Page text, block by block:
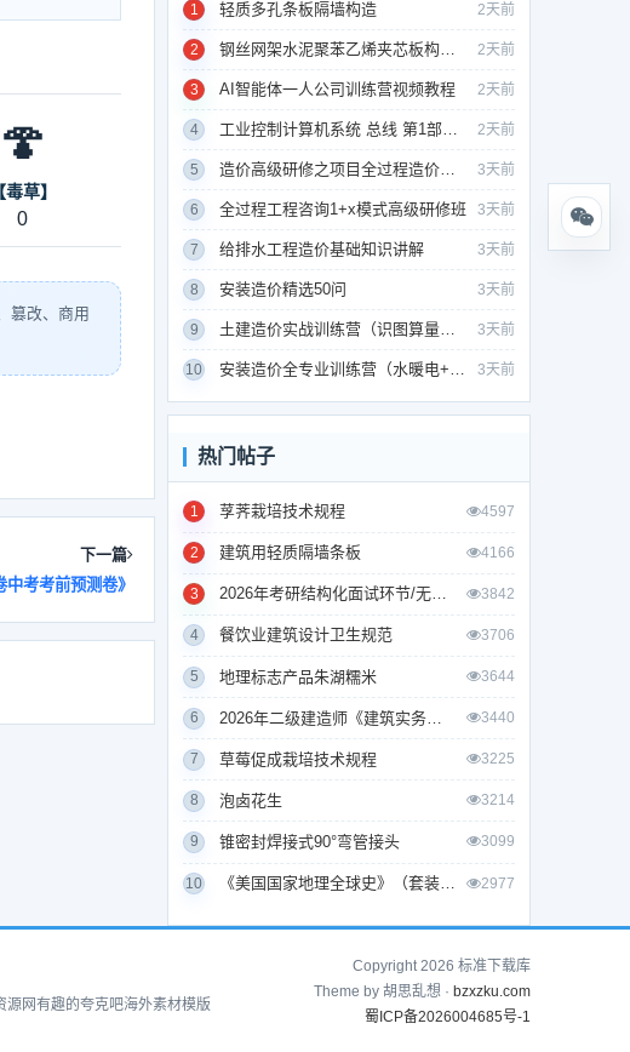
🍄
毒草】
0
篡改、商用
下一篇
考考前预测卷》
1 轻质多孔条板隔墙构造 2天前
2 2天前
3 AI智能体一人公司训练营视频教程 2天前
4 2天前
5 3天前
6 全过程工程咨询1+x模式高级研修班 3天前
7 给排水工程造价基础知识讲解 3天前
8 安装造价精选50问 3天前
9 3天前
10 3天前
热门帖子
1 莩荠栽培技术规程 4597
2 建筑用轻质隔墙条板 4166
3 2026年考研结构化面试环节/无领导小组面试环节/面试技巧及简历书写 3842
4 餐饮业建筑设计卫生规范 3706
5 地理标志产品朱湖糯米 3644
6 3440
7 草莓促成栽培技术规程 3225
8 泡卤花生 3214
9 锥密封焊接式90°弯管接头 3099
10 《美国国家地理全球史》（套装全10册） 2977
源网有趣的夸克吧海外素材模版
Copyright 2026 标准下载库
Theme by 胡思乱想 · bzxzku.com
蜀ICP备2026004685号-1